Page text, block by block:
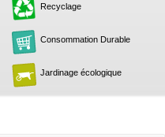
Recyclage
Consommation Durable
Jardinage écologique